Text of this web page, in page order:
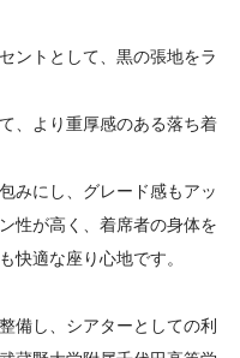
ントとして、黒の張地をラ
、より重厚感のある落ち着
みにし、グレード感もアッ
性が高く、着席者の身体を
快適な座り心地です。
備し、シアターとしての利